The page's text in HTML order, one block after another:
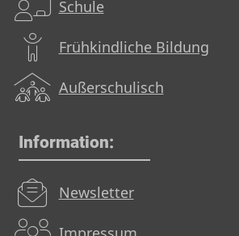
Schule
Frühkindliche Bildung
Außerschulisch
Information:
Newsletter